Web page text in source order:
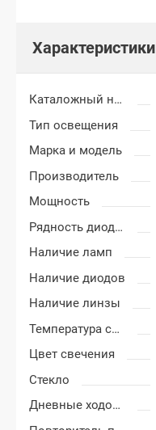
Характеристики
Каталожный номер
Тип освещения
Марка и модель
Производитель
Мощность
Рядность диодов
Наличие ламп
Наличие диодов
Наличие линзы
Температура света
Цвет свечения
Стекло
Дневные ходовые огни